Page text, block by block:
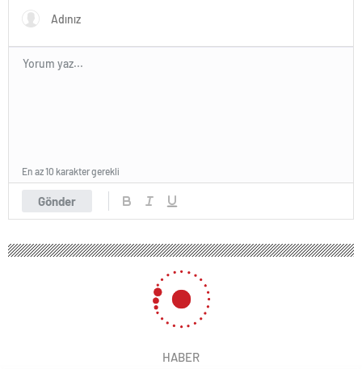
Gönder
En az 10 karakter gerekli
HABER